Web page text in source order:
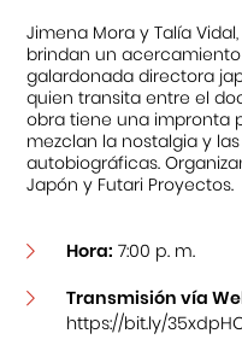
Jimena Mora y Talía
brindan un
galardonada directora
quien transita entre el
obra tiene una impronta
mezclan la nostalgia y
autobiográficas.
Japón y Futari Proyectos.
Hora: 7:00 p. m.
Transmisión vía
https://bit.ly/